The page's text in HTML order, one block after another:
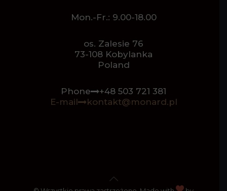
Mon.-Fr.: 9.00-18.00
os. Zalesie 76
73-108 Kobylanka
Poland
Phone
+48 503 721 381
E-mail
kontakt@monard.pl